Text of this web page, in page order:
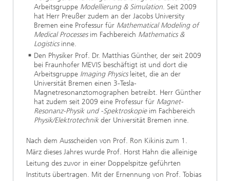
Arbeitsgruppe Modellierung & Simulation. Seit 2009
hat Herr Preußer zudem an der Jacobs University
Bremen eine Professur für Mathematical Modeling of
Medical Processesim Fachbereich Mathematics &
Logisticsinne.
Den Physiker Prof. Dr. Matthias Günther, der seit 2009
bei Fraunhofer MEVIS beschäftigt ist und dort die
Arbeitsgruppe Imaging Physicsleitet, die an der
Universität Bremen einen 3-Tesla-
Magnetresonanztomographen betreibt. Herr Günther
hat zudem seit 2009 eine Professur für Magnet-
Resonanz-Physik und -Spektroskopieim Fachbereich
Physik/Elektrotechnikder Universität Bremen inne.
Nach dem Ausscheiden von Prof. Ron Kikinis zum 1.
März dieses Jahres wurde Prof. Horst Hahn die alleinige
Leitung des zuvor in einer Doppelspitze geführten
Instituts übertragen. Mit der Ernennung von Prof. Tobias